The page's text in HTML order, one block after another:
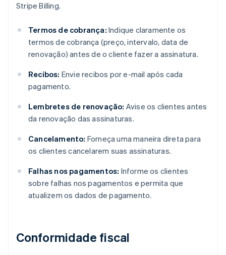
Stripe Billing.
Termos de cobrança: Indique claramente os
termos de cobrança (preço, intervalo, data de
renovação) antes de o cliente fazer a assinatura.
Recibos: Envie recibos por e-mail após cada
pagamento.
Lembretes de renovação: Avise os clientes antes
da renovação das assinaturas.
Cancelamento: Forneça uma maneira direta para
os clientes cancelarem suas assinaturas.
Falhas nos pagamentos: Informe os clientes
sobre falhas nos pagamentos e permita que
atualizem os dados de pagamento.
Conformidade fiscal